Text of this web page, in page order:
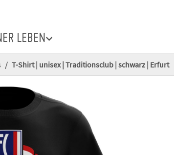
LEBEN
T-Shirt | unisex | Traditionsclub | schwarz | Erfurt